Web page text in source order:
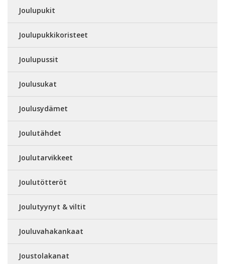
Joulupukit
Joulupukkikoristeet
Joulupussit
Joulusukat
Joulusydämet
Joulutähdet
Joulutarvikkeet
Joulutötteröt
Joulutyynyt & viltit
Jouluvahakankaat
Joustolakanat